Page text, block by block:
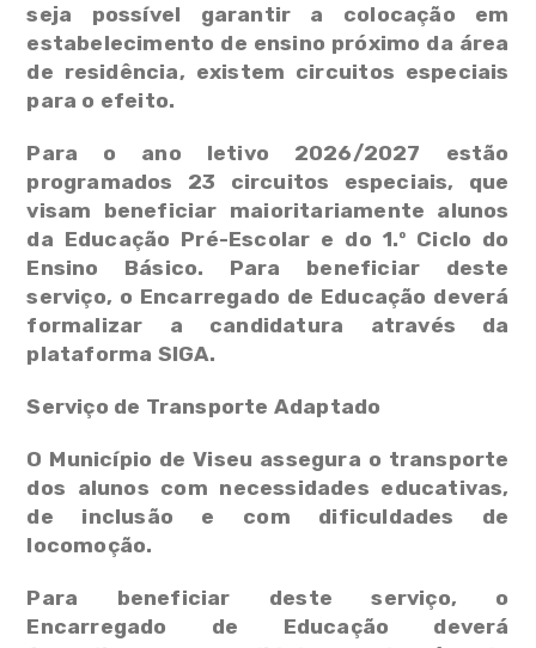
seja possível garantir a colocação em
estabelecimento de ensino próximo da área
de residência, existem circuitos especiais
para o efeito.
Para o ano letivo 2026/2027 estão
programados 23 circuitos especiais, que
visam beneficiar maioritariamente alunos
da Educação Pré-Escolar e do 1.º Ciclo do
Ensino Básico. Para beneficiar deste
serviço, o Encarregado de Educação deverá
formalizar a candidatura através da
plataforma SIGA.
Serviço de Transporte Adaptado
O Município de Viseu assegura o transporte
dos alunos com necessidades educativas,
de inclusão e com dificuldades de
locomoção.
Para beneficiar deste serviço, o
Encarregado de Educação deverá